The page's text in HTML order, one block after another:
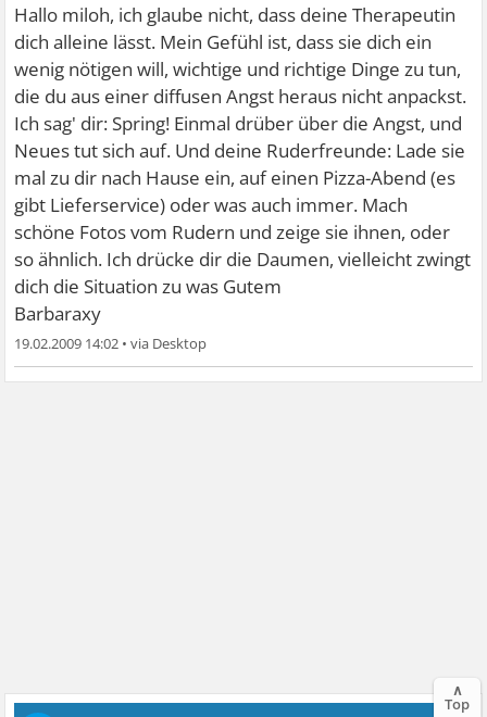
Hallo miloh, ich glaube nicht, dass deine Therapeutin
dich alleine lässt. Mein Gefühl ist, dass sie dich ein
wenig nötigen will, wichtige und richtige Dinge zu tun,
die du aus einer diffusen Angst heraus nicht anpackst.
Ich sag' dir: Spring! Einmal drüber über die Angst, und
Neues tut sich auf. Und deine Ruderfreunde: Lade sie
mal zu dir nach Hause ein, auf einen Pizza-Abend (es
gibt Lieferservice) oder was auch immer. Mach
schöne Fotos vom Rudern und zeige sie ihnen, oder
so ähnlich. Ich drücke dir die Daumen, vielleicht zwingt
dich die Situation zu was Gutem
Barbaraxy
19.02.2009 14:02 •
∧
Top